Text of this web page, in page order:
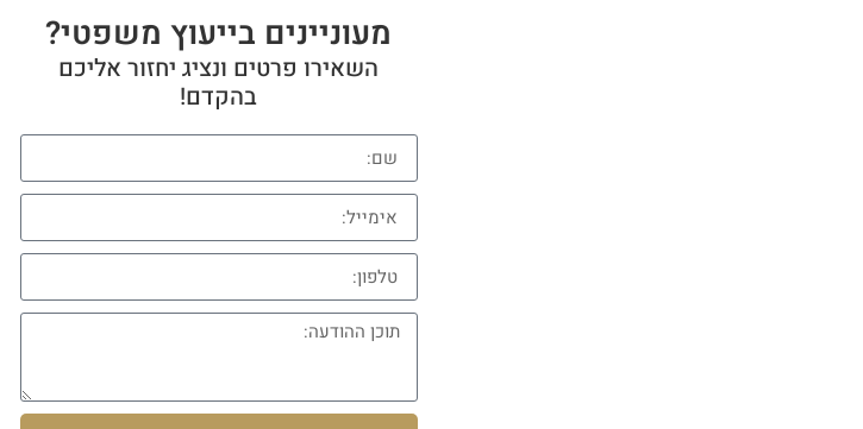
מעוניינים בייעוץ משפטי?
השאירו פרטים ונציג יחזור אליכם
בהקדם!